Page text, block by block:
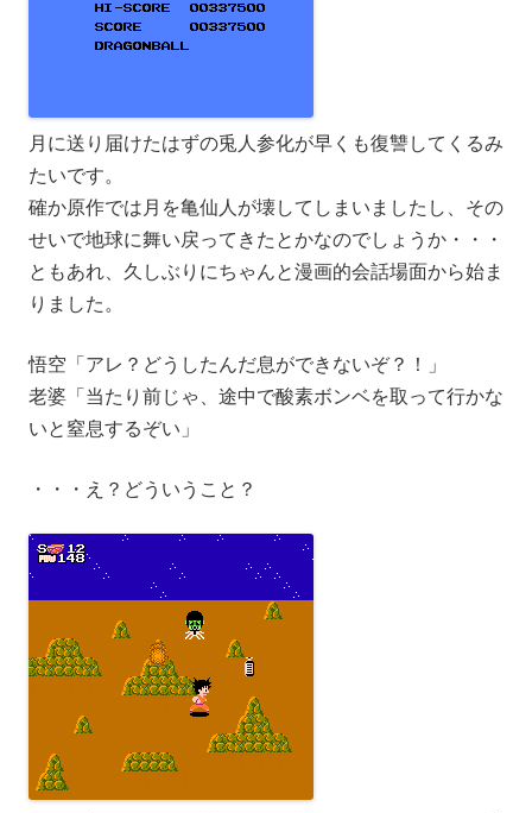
月に送り届けたはずの兎人参化が早くも復讐してくるみ
たいです。
確か原作では月を亀仙人が壊してしまいましたし、その
せいで地球に舞い戻ってきたとかなのでしょうか・・・
ともあれ、久しぶりにちゃんと漫画的会話場面から始ま
りました。
悟空「アレ？どうしたんだ息ができないぞ？！」
老婆「当たり前じゃ、途中で酸素ボンベを取って行かな
いと窒息するぞい」
・・・え？どういうこと？